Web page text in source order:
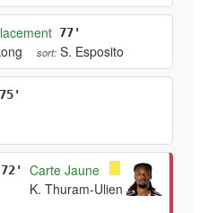
77'
sort: S. Esposito
75'
72'
Carte Jaune
K. Thuram-Ulien